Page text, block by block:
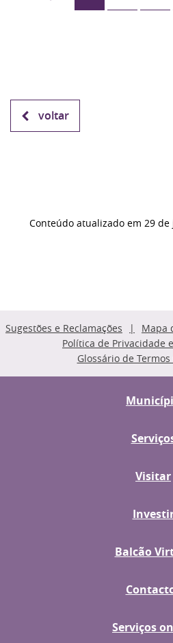
voltar
Conteúdo atualizado em 29 de
Sugestões e Reclamações Mapa
Política de Privacidade
Glossário de
Visitar
Balcão
Serviços